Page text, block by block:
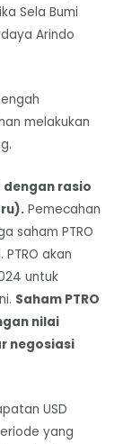
Sela Bumi
Arindo
melakukan
dengan rasio
Pemecahan
saham PTRO
akan
untuk
Saham PTRO
nilai
negosiasi
USD
yang